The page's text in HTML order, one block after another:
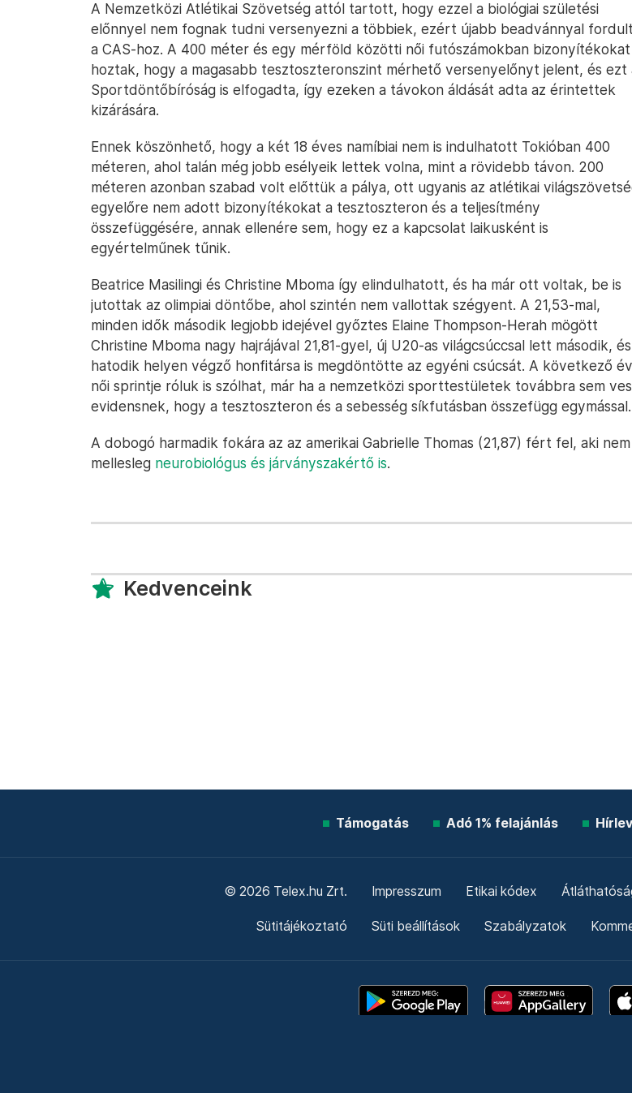
A Nemzetközi Atlétikai Szövetség attól tartott, hogy ezzel a biológiai születési
előnnyel nem fognak tudni versenyezni a többiek, ezért újabb beadvánnyal
a CAS-hoz. A 400 méter és egy mérföld közötti női futószámokban bizonyítékokat
hoztak, hogy a magasabb tesztoszteronszint mérhető versenyelőnyt jelent, és ezt
Sportdöntőbíróság is elfogadta, így ezeken a távokon áldását adta az érintettek
kizárására.
Ennek köszönhető, hogy a két 18 éves namíbiai nem is indulhatott Tokióban 400
méteren, ahol talán még jobb esélyeik lettek volna, mint a rövidebb távon. 200
méteren azonban szabad volt előttük a pálya, ott ugyanis az atlétikai
egyelőre nem adott bizonyítékokat a tesztoszteron és a teljesítmény
összefüggésére, annak ellenére sem, hogy ez a kapcsolat laikusként is
egyértelműnek tűnik.
Beatrice Masilingi és Christine Mboma így elindulhatott, és ha már ott voltak, be is
jutottak az olimpiai döntőbe, ahol szintén nem vallottak szégyent. A 21,53-mal,
minden idők második legjobb idejével győztes Elaine Thompson-Herah mögött
Christine Mboma nagy hajrájával 21,81-gyel, új U20-as világcsúccsal lett második,
hatodik helyen végző honfitársa is megdöntötte az egyéni csúcsát. A következő
női sprintje róluk is szólhat, már ha a nemzetközi sporttestületek továbbra sem
evidensnek, hogy a tesztoszteron és a sebesség síkfutásban összefügg egymással.
A dobogó harmadik fokára az az amerikai Gabrielle Thomas (21,87) fért fel, aki nem
mellesleg neurobiológus és járványszakértő is.
Kedvenceink
Támogatás Adó 1% felajánlás
© 2026 Telex.hu Zrt. Impresszum Etikai kódex
Sütitájékoztató Süti beállítások Szabályzatok